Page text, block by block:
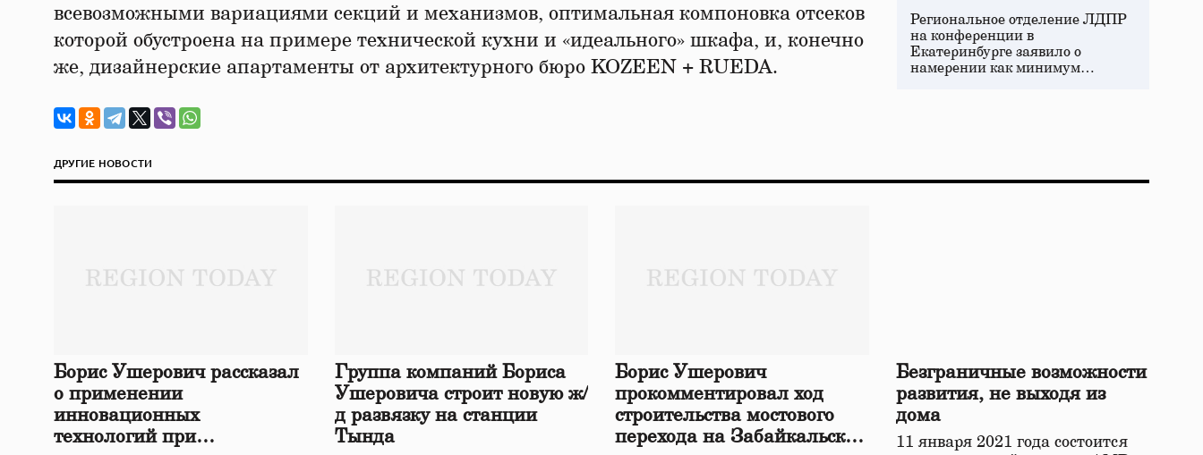
всевозможными вариациями секций и механизмов, оптимальная компоновка отсеков
которой обустроена на примере технической кухни и «идеального» шкафа, и, конечно
же, дизайнерские апартаменты от архитектурного бюро KOZEEN + RUEDA.
Региональное отделение ЛДПР
на конференции в
Екатеринбурге заявило о
намерении как минимум…
ДРУГИЕ НОВОСТИ
Борис Ушерович рассказал
о применении
инновационных
технологий при
Группа компаний Бориса
Ушеровича строит новую ж/
д развязку на станции
Тында
Борис Ушерович
прокомментировал ход
строительства мостового
перехода на Забайкальской
Безграничные возможности
развития, не выходя из
дома
11 января 2021 года состоится